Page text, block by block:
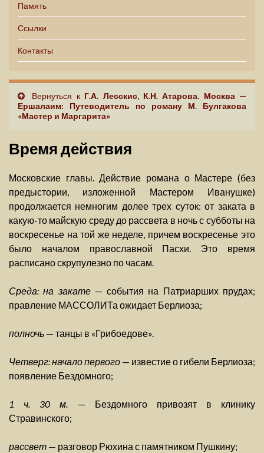
Память
Ссылки
Контакты
Вернуться к Г.А. Лесскис, К.Н. Атарова. Москва —
Ершалаим: Путеводитель по роману М. Булгакова
«Мастер и Маргарита»
Время действия
Московские главы. Действие романа о Мастере (без
предыстории, изложенной Мастером Иванушке)
продолжается немногим долее трех суток: от заката в
какую-то майскую среду до рассвета в ночь с субботы на
воскресенье на той же неделе, причем воскресенье это
было началом православной Пасхи. Это время
расписано скрупулезно по часам.
Среда: на закате— события на Патриарших прудах;
правление МАССОЛИТа ожидает Берлиоза;
полночь — танцы в «Грибоедове».
Четверг: начало первого — известие о гибели Берлиоза;
появление Бездомного;
1 ч. 30 м. — Бездомного привозят в клинику
Стравинского;
рассвет — разговор Рюхина с памятником Пушкину;